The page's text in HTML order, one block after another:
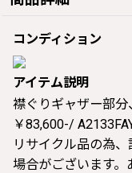
コンディション
アイテム説明
襟ぐりギャザー部
￥83,600-/
リサイクル品の為
場合がございます。